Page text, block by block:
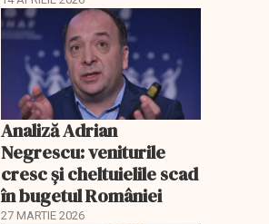
Analiză Adrian
Negrescu: veniturile
cresc și cheltuielile scad
în bugetul României
27 MARTIE 2026